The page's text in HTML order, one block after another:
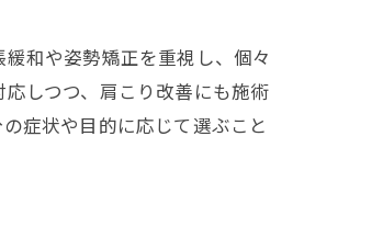
和や姿勢矯正を重視し、個々
しつつ、肩こり改善にも施術
症状や目的に応じて選ぶこと